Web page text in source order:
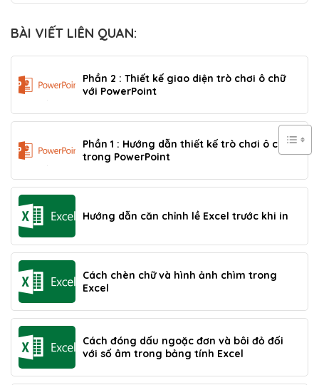
BÀI VIẾT LIÊN QUAN:
Phần 2 : Thiết kế giao diện trò chơi ô chữ
với PowerPoint
Phần 1 : Hướng dẫn thiết kế trò chơi ô chữ
trong PowerPoint
Hướng dẫn căn chỉnh lề Excel trước khi in
Cách chèn chữ và hình ảnh chìm trong
Excel
Cách đóng dấu ngoặc đơn và bôi đỏ đối
với số âm trong bảng tính Excel